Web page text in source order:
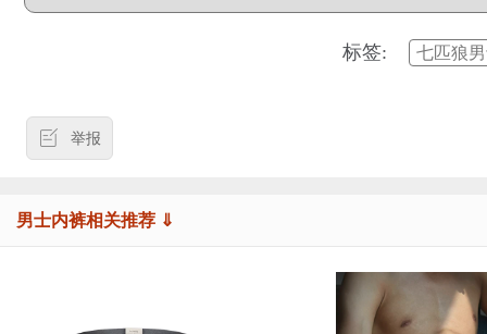
标签: 七匹狼
举报
男士内裤相关推荐 ⇓